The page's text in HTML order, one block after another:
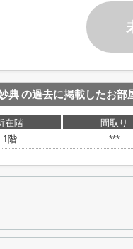
典の過去に掲載したお部
在階 間取り
1階
***